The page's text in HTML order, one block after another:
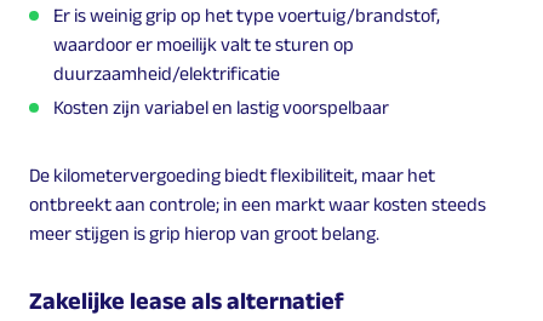
Er is weinig grip op het type voertuig/brandstof,
waardoor er moeilijk valt te sturen op
duurzaamheid/elektrificatie
Kosten zijn variabel en lastig voorspelbaar
De kilometervergoeding biedt flexibiliteit, maar het
ontbreekt aan controle; in een markt waar kosten steeds
meer stijgen is grip hierop van groot belang.
Zakelijke lease als alternatief